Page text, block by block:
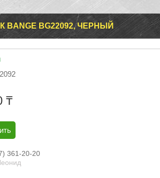
BANGE BG22092, ЧЕРНЫЙ
₸
361-20-20